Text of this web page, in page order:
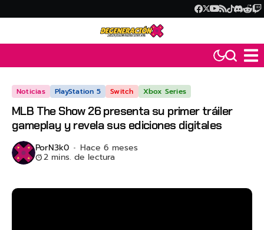
Noticias PlayStation 5 Switch Xbox Series
MLB The Show 26 presenta su primer tráiler
gameplay y revela sus ediciones digitales
PorN3k0 Hace 6 meses
2 mins. de lectura